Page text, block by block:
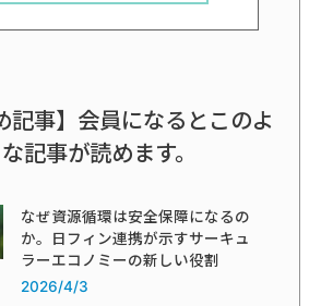
記事】会員になるとこのよ
記事が読めます。
なぜ資源循環は安全保障になるの
か。日フィン連携が示すサーキュ
ラーエコノミーの新しい役割
2026/4/3